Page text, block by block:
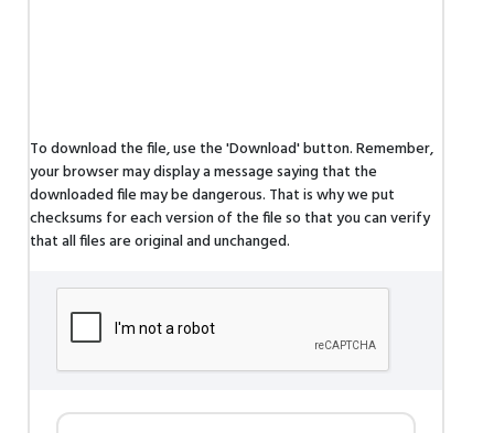
To download the file, use the 'Download' button. Remember,
your browser may display a message saying that the
downloaded file may be dangerous. That is why we put
checksums for each version of the file so that you can verify
that all files are original and unchanged.